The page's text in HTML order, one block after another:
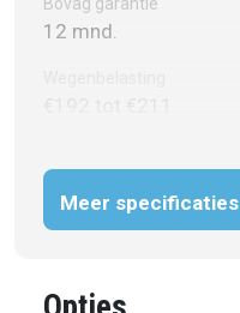
12 mnd.
Meer specificaties